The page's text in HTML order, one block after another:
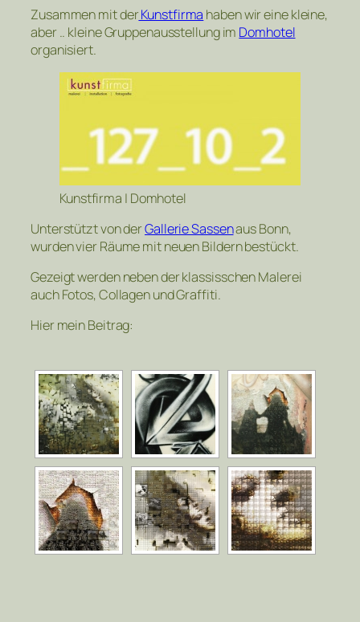
Zusammen mit derKunstfirma haben wir eine kleine,
aber .. kleine Gruppenausstellung im Domhotel
organisiert.
Kunstfirma | Domhotel
Unterstützt von derGallerie Sassenaus Bonn,
wurden vier Räume mit neuen Bildern bestückt.
Gezeigt werden neben der klassisschen Malerei
auch Fotos, Collagen und Graffiti.
Hier mein Beitrag: